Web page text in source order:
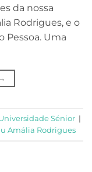
da nossa
Rodrigues, e o
Pessoa. Uma
→
Sénior |
Amália Rodrigues